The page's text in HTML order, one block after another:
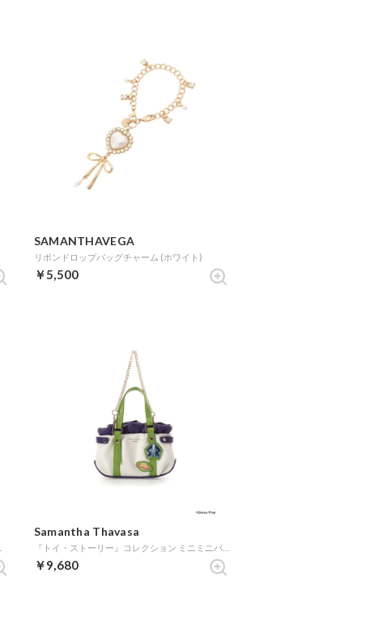
SAMANTHAVEGA
リボンドロップバッグチャーム (ホワイト)
￥5,500
Samantha Thavasa
『トイ・ストーリー』コレクション ミニミニバッグチャーム（バズ・ライトイヤー） (グリーン)
￥9,680